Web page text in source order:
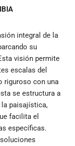
integral de la
su
visión permite
escalas del
riguroso con una
se estructura a
paisajística,
facilita el
específicas.